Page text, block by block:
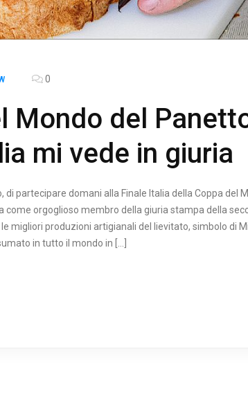
0
Mondo del
mi vede in giuria
di partecipare domani alla Finale Italia della Coppa del
come orgoglioso membro della giuria stampa della
migliori produzioni artigianali del lievitato, simbolo di
in tutto il mondo in […]